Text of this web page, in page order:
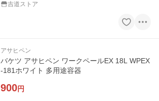
吉道ストア
アサヒペン
バケツ アサヒペン ワークペールEX 18L WPEX
-181ホワイト 多用途容器
900円